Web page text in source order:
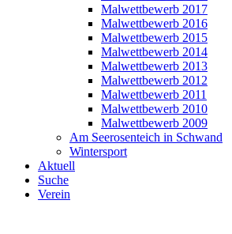
Malwettbewerb 2017
Malwettbewerb 2016
Malwettbewerb 2015
Malwettbewerb 2014
Malwettbewerb 2013
Malwettbewerb 2012
Malwettbewerb 2011
Malwettbewerb 2010
Malwettbewerb 2009
Am Seerosenteich in Schwand
Wintersport
Aktuell
Suche
Verein